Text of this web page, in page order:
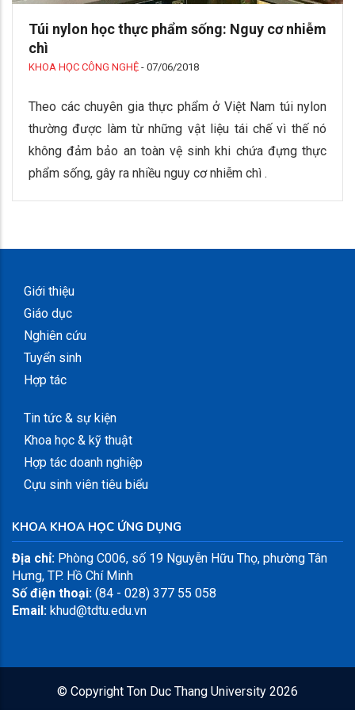
Túi nylon học thực phẩm sống: Nguy cơ nhiễm
chì
KHOA HỌC CÔNG NGHỆ - 07/06/2018
Theo các chuyên gia thực phẩm ở Việt Nam túi nylon
thường được làm từ những vật liệu tái chế vì thế nó
không đảm bảo an toàn vệ sinh khi chứa đựng thực
phẩm sống, gây ra nhiều nguy cơ nhiễm chì .
Giới thiệu
Giáo dục
Nghiên cứu
Tuyển sinh
Hợp tác
Tin tức & sự kiện
Khoa học & kỹ thuật
Hợp tác doanh nghiệp
Cựu sinh viên tiêu biểu
KHOA KHOA HỌC ỨNG DỤNG
Địa chỉ: Phòng C006, số 19 Nguyễn Hữu Thọ, phường Tân
Hưng, TP. Hồ Chí Minh
Số điện thoại: (84 - 028) 377 55 058
Email: khud@tdtu.edu.vn
© Copyright Ton Duc Thang University 2026